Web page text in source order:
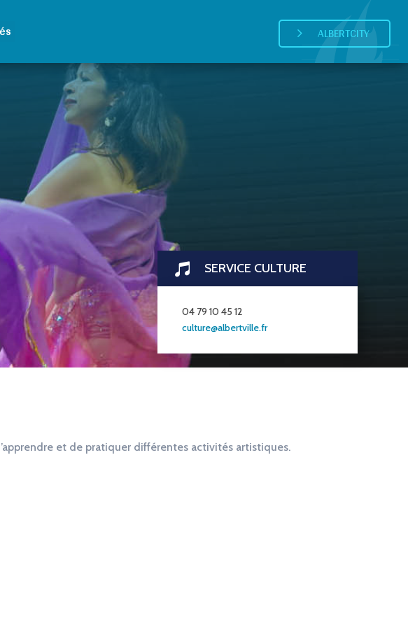
5 ALBERTCITY
 SERVICE CULTURE
04 79 10 45 12
culture@albertville.fr
et de pratiquer différentes activités artistiques.